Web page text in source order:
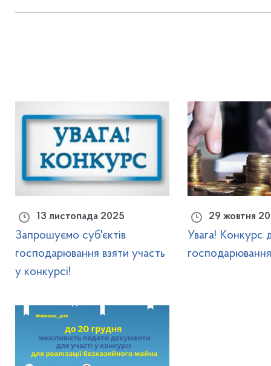
13 листопада 2025
Запрошуємо суб'єктів
господарювання взяти участь
у конкурсі!
29 жовтня
Увага! Конкурс
господарювання